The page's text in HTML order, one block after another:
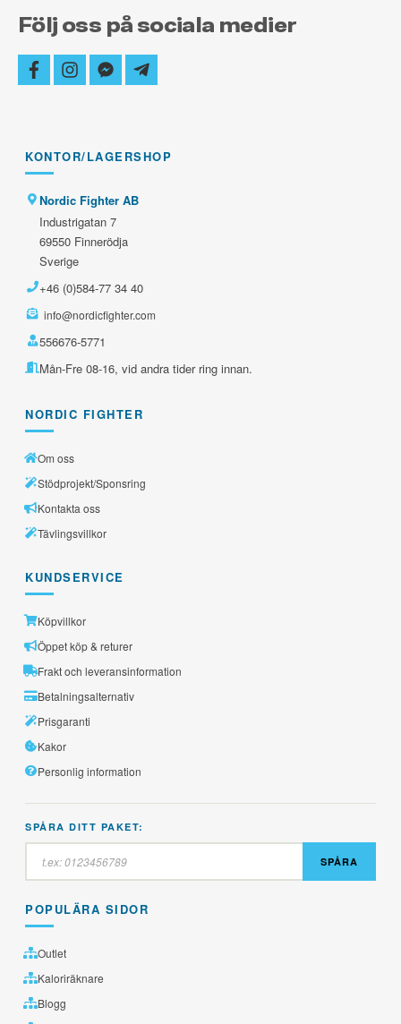
Följ oss på sociala medier
facebookinstagram
facebook-
messenger
telegram-
plane
KONTOR/LAGERSHOP
Nordic Fighter AB
Industrigatan 7
69550 Finnerödja
Sverige
+46 (0)584-77 34 40
info@nordicfighter.com
556676-5771
Mån-Fre 08-16, vid andra tider ring innan.
NORDIC FIGHTER
Om oss
Stödprojekt/Sponsring
Kontakta oss
Tävlingsvillkor
KUNDSERVICE
Köpvillkor
Öppet köp & returer
Frakt och leveransinformation
Betalningsalternativ
Prisgaranti
Kakor
Personlig information
SPÅRA DITT PAKET:
SPÅRA
POPULÄRA SIDOR
Outlet
Kaloriräknare
Blogg